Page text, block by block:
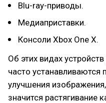
Blu-ray-приводы.
Медиаприставки.
Консоли Xbox One X.
Об этих видах
часто
улучшения
значится растягивание